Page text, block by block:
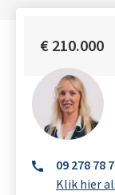
€ 210.000
09 278 78
Klik hier